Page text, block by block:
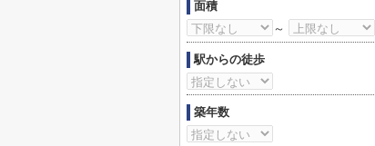
面積
～
駅からの徒歩
築年数